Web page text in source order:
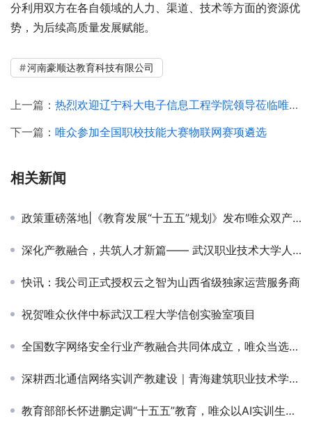
分利用双方在各自领域的人力、渠道、技术等方面的资源优
势，为后续高质量发展赋能。
河南豪顺达教育科技有限公司
上一篇： 热烈欢迎辽宁科大电子信息工程学院领导莅临唯众考察
下一篇： 唯众参加全国职校技能大赛物联网赛项遴选
相关新闻
政策重磅落地|《教育发展“十五五”规划》发布!唯众双产品线助力教育强国建设，夯实五育并举、数智育人底座
深化产教融合，共筑人才新篇—— 武汉职业技术大学人工智能学院领导老师到访唯众开展校企交流活动
快讯：我公司正式授权云之智为山西省级独家运营服务商
祝贺唯众伙伴中标武汉工程大学信创实验室项目
全国数字网络安全行业产教融合共同体成立，唯众当选副理事长单位
深耕西北通信网络实训产教建设｜青海建筑职业技术学院5G全产业链实训室顺利竣工交付
教育部部长怀进鹏定调“十五五”教育，唯众以AI实训生态抢滩教育强国新赛道